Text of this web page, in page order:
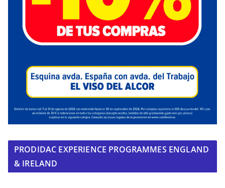
PRODIDAC EXPERIENCE PROGRAMMES ENGLAND
& IRELAND